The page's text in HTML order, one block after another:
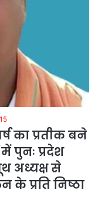
15
का प्रतीक बने
पुनः प्रदेश
अध्यक्ष से
प्रति निष्ठा